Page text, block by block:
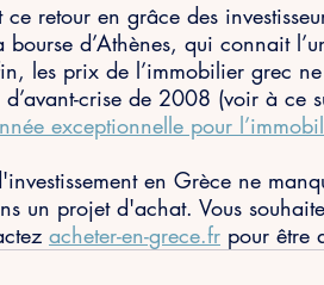
ce retour en grâce des
d’Athènes, qui connait
les prix de l’immobilier grec
crise de 2008 (voir à ce
exceptionnelle pour
en Grèce ne
un projet d'achat. Vous
acheter-en-grece.fr pour être